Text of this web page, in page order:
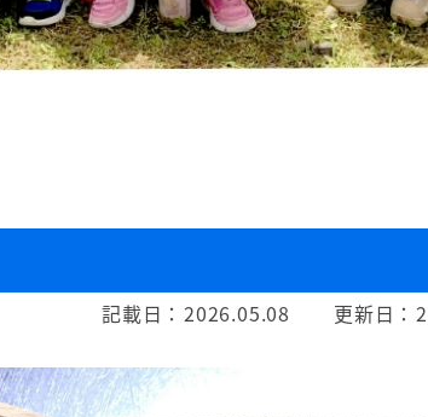
記載日： 2026.05.08 更新日：